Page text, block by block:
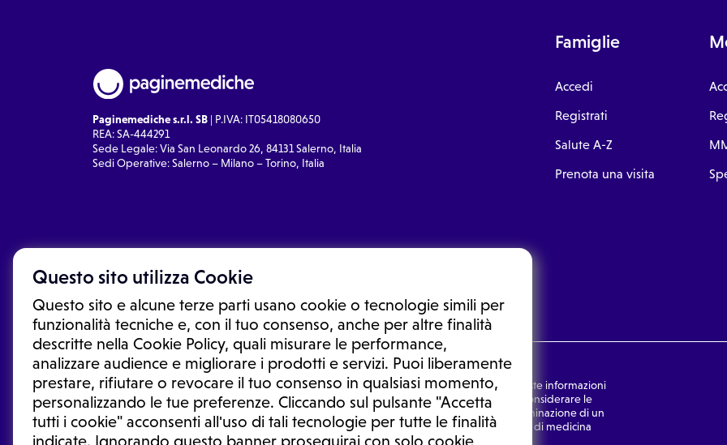
Questo sito utilizza Cookie
Questo sito e alcune terze parti usano cookie o tecnologie simili per
funzionalità tecniche e, con il tuo consenso, anche per altre finalità
descritte nella Cookie Policy, quali misurare le performance,
analizzare audience e migliorare i prodotti e servizi. Puoi liberamente
prestare, rifiutare o revocare il tuo consenso in qualsiasi momento,
personalizzando le tue preferenze. Cliccando sul pulsante "Accetta
tutti i cookie" acconsenti all'uso di tali tecnologie per tutte le finalità
indicate. Ignorando questo banner proseguirai con solo cookie
Paginemediche s.r.l. SB | P.IVA: IT05418080650
REA: SA-444291
Sede Legale: Via San Leonardo 26, 84131 Salerno, Italia
Sedi Operative: Salerno – Milano – Torino, Italia
Famiglie
Accedi
Registrati
Salute A-Z
Prenota una visita
Le informazioni proposte in questo sito non sono un consulto medico. In nessun caso, queste informazioni
sostituiscono un consulto, una visita o una diagnosi formulata dal medico. Non si devono considerare le
informazioni disponibili come suggerimenti per la formulazione di una diagnosi, la determinazione di un
trattamento o l'assunzione o sospensione di un farmaco senza prima consultare un medico di medicina
generale o uno specialista.